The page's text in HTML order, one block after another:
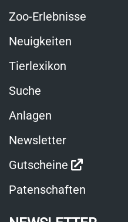
Zoo-Erlebnisse
Neuigkeiten
Tierlexikon
Suche
Anlagen
Newsletter
Gutscheine
Link
öffnet
Patenschaften